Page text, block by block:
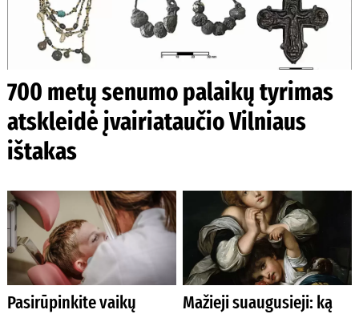
700 metų senumo palaikų tyrimas
atskleidė įvairiataučio Vilniaus
ištakas
Pasirūpinkite vaikų
Mažieji suaugusieji: ką